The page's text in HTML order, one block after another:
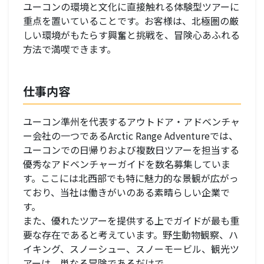
ユーコンの環境と文化に直接触れる体験型ツアーに
重点を置いていることです。お客様は、北極圏の厳
しい環境がもたらす興奮と挑戦を、冒険心あふれる
方法で満喫できます。
仕事内容
ユーコン準州を代表するアウトドア・アドベンチャ
ー会社の一つであるArctic Range Adventureでは、
ユーコンでの日帰りおよび複数日ツアーを担当する
優秀なアドベンチャーガイドを数名募集していま
す。ここには北西部でも特に魅力的な景観が広がっ
ており、当社は働きがいのある素晴らしい企業で
す。
また、優れたツアーを提供する上でガイドが最も重
要な存在であると考えています。野生動物観察、ハ
イキング、スノーシュー、スノーモービル、観光ツ